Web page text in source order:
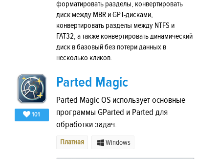
форматировать разделы, конвертировать
диск между MBR и GPT-дисками,
конвертировать разделы между NTFS и
FAT32, а также конвертировать динамический
диск в базовый без потери данных в
несколько кликов.
101
Parted Magic
Parted Magic OS использует основные
программы GParted и Parted для
обработки задач.
Платная Windows